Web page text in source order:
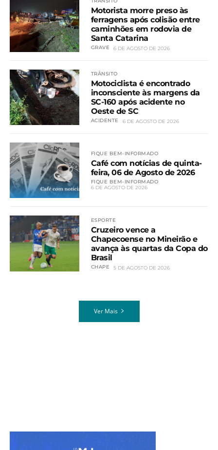
Motorista morre preso às
ferragens após colisão entre
caminhões em rodovia de
Santa Catarina
GRAVE 6 DE AGOSTO DE 2026
TRÂNSITO
Motociclista é encontrado
inconsciente às margens da
SC-160 após acidente no
Oeste de SC
ACIDENTE 6 DE AGOSTO DE 2026
FIQUE BEM-INFORMADO
Café com notícias de quinta-
feira, 06 de Agosto de 2026
FIQUE BEM-INFORMADO
6 DE AGOSTO DE 2026
ESPORTE
Cruzeiro vence a
Chapecoense no Mineirão e
avança às quartas da Copa do
Brasil
CHAPE 5 DE AGOSTO DE 2026
Ver Mais